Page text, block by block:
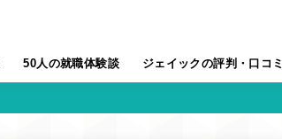
50人の就職体験談 ジェイックの評判・口コミ